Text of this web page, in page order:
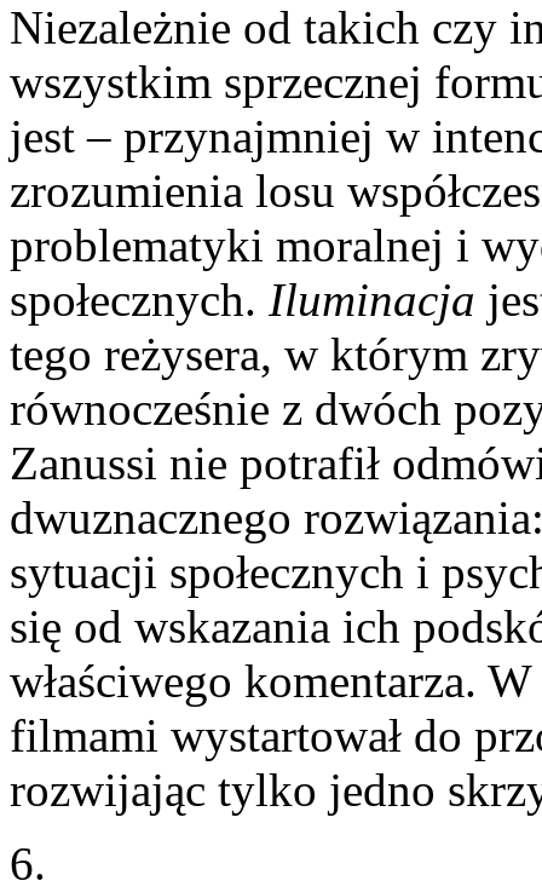
Niezależnie od takich czy
wszystkim sprzecznej
jest – przynajmniej w
zrozumienia losu
problematyki moralnej i
społecznych. Iluminacja
tego reżysera, w którym
równocześnie z dwóch
Zanussi nie potrafił
dwuznacznego
sytuacji społecznych i
się od wskazania ich
właściwego komentarza.
filmami wystartował do
rozwijając tylko jedno
6.